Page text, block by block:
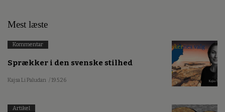
Mest læste
Kommentar
Sprækker i den svenske stilhed
Kajsa Li Paludan / 19.5.26
Artikel